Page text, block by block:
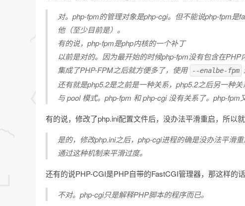
对。php-fpm的管理对象是php-cgi。但不能说php-fpm
他（至少目前是）。
有的说，php-fpm是php内核的一个补丁
以前是对的。因为最开始的时候php-fpm没有包含在
集成了PHP-FPM之后就方便多了，使用
--enalbe-fpm
还有就是php5.2是之前是一种关系，php5.2之后另一种
与 pool 模式。php-fpm 和 php-cgi 没有关系了。php-fpm
有的说，修改了php.ini配置文件后，没办法平滑重启，所以
是的，修改php.ini之后，php-cgi进程的确是没办法平滑
通过这种机制来平滑过度。
还有的说PHP-CGI是PHP自带的FastCGI管理器，那这样的
不对。php-cgi只是解释PHP脚本的程序而已。